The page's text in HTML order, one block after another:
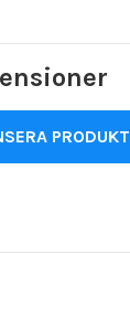
PRODUKT